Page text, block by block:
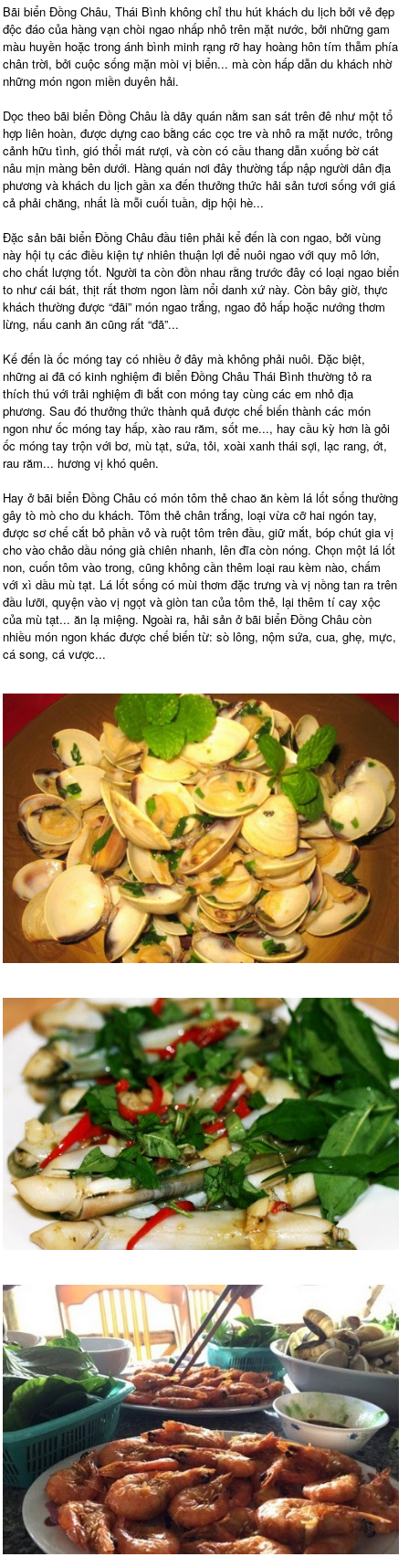
Bãi biển Đồng Châu, Thái Bình không chỉ thu hút khách du lịch bởi vẻ đẹp
độc đáo của hàng vạn chòi ngao nhấp nhô trên mặt nước, bởi những gam
màu huyền hoặc trong ánh bình minh rạng rỡ hay hoàng hôn tím thẫm phía
chân trời, bởi cuộc sống mặn mòi vị biển... mà còn hấp dẫn du khách nhờ
những món ngon miền duyên hải.
Dọc theo bãi biển Đồng Châu là dãy quán nằm san sát trên đê như một tổ
hợp liên hoàn, được dựng cao bằng các cọc tre và nhô ra mặt nước, trông
cảnh hữu tình, gió thổi mát rượi, và còn có cầu thang dẫn xuống bờ cát
nâu mịn màng bên dưới. Hàng quán nơi đây thường tấp nập người dân địa
phương và khách du lịch gần xa đến thưởng thức hải sản tươi sống với giá
cả phải chăng, nhất là mỗi cuối tuần, dịp hội hè...
Đặc sản bãi biển Đồng Châu đầu tiên phải kể đến là con ngao, bởi vùng
này hội tụ các điều kiện tự nhiên thuận lợi để nuôi ngao với quy mô lớn,
cho chất lượng tốt. Người ta còn đồn nhau rằng trước đây có loại ngao biển
to như cái bát, thịt rất thơm ngon làm nổi danh xứ này. Còn bây giờ, thực
khách thường được “đãi” món ngao trắng, ngao đỏ hấp hoặc nướng thơm
lừng, nấu canh ăn cũng rất “đã”...
Kế đến là ốc móng tay có nhiều ở đây mà không phải nuôi. Đặc biệt,
những ai đã có kinh nghiệm đi biển Đồng Châu Thái Bình thường tỏ ra
thích thú với trải nghiệm đi bắt con móng tay cùng các em nhỏ địa
phương. Sau đó thưởng thức thành quả được chế biến thành các món
ngon như ốc móng tay hấp, xào rau răm, sốt me..., hay cầu kỳ hơn là gỏi
ốc móng tay trộn với bơ, mù tạt, sứa, tỏi, xoài xanh thái sợi, lạc rang, ớt,
rau răm... hương vị khó quên.
Hay ở bãi biển Đồng Châu có món tôm thẻ chao ăn kèm lá lốt sống thường
gây tò mò cho du khách. Tôm thẻ chân trắng, loại vừa cỡ hai ngón tay,
được sơ chế cắt bỏ phần vỏ và ruột tôm trên đầu, giữ mắt, bóp chút gia vị
cho vào chảo dầu nóng già chiên nhanh, lên đĩa còn nóng. Chọn một lá lốt
non, cuốn tôm vào trong, cũng không cần thêm loại rau kèm nào, chấm
với xì dầu mù tạt. Lá lốt sống có mùi thơm đặc trưng và vị nồng tan ra trên
đầu lưỡi, quyện vào vị ngọt và giòn tan của tôm thẻ, lại thêm tí cay xộc
của mù tạt... ăn lạ miệng. Ngoài ra, hải sản ở bãi biển Đồng Châu còn
nhiều món ngon khác được chế biến từ: sò lông, nộm sứa, cua, ghẹ, mực,
cá song, cá vược...